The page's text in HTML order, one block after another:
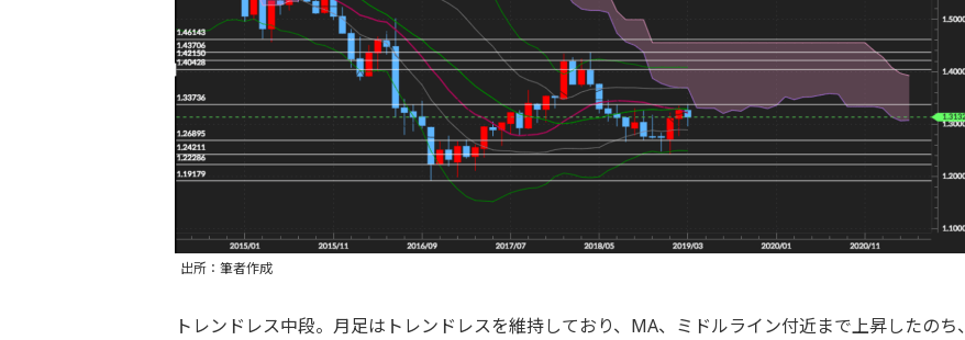
出所：筆者作成
トレンドレス中段。月足はトレンドレスを維持しており、MA、ミドルライン付近まで上昇したのち、